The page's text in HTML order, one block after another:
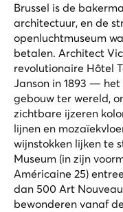
Brussel is de
architectuur, en de
openluchtmuseum
betalen. Architect
revolutionaire Hôtel
Janson in 1893 —
gebouw ter wereld,
zichtbare ijzeren
lijnen en
wijnstokken lijken te
Museum (in zijn
Américaine 25)
dan 500 Art
bewonderen vanaf